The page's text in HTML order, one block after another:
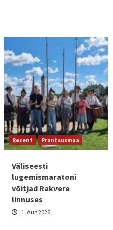
Recent Prantsusmaa
Väliseesti
lugemismaratoni
võitjad Rakvere
linnuses
1. Aug 2026